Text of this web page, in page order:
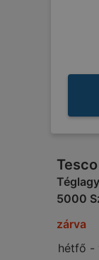
Tesco
5000
zárva
hétfő -